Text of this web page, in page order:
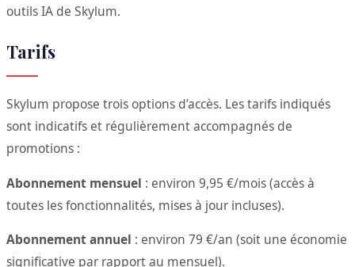
outils IA de Skylum.
Tarifs
Skylum propose trois options d’accès. Les tarifs indiqués
sont indicatifs et régulièrement accompagnés de
promotions :
Abonnement mensuel : environ 9,95 €/mois (accès à
toutes les fonctionnalités, mises à jour incluses).
Abonnement annuel : environ 79 €/an (soit une économie
significative par rapport au mensuel).